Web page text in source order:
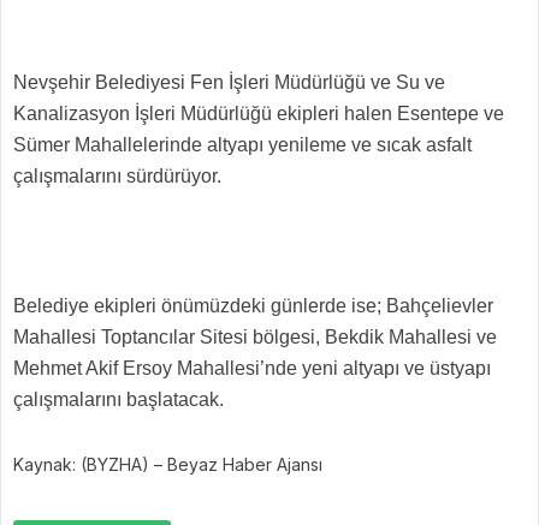
Nevşehir Belediyesi Fen İşleri Müdürlüğü ve Su ve
Kanalizasyon İşleri Müdürlüğü ekipleri halen Esentepe ve
Sümer Mahallelerinde altyapı yenileme ve sıcak asfalt
çalışmalarını sürdürüyor.
Belediye ekipleri önümüzdeki günlerde ise; Bahçelievler
Mahallesi Toptancılar Sitesi bölgesi, Bekdik Mahallesi ve
Mehmet Akif Ersoy Mahallesi’nde yeni altyapı ve üstyapı
çalışmalarını başlatacak.
Kaynak: (BYZHA) – Beyaz Haber Ajansı